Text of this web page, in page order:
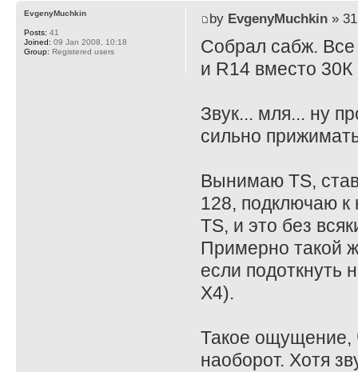
by EvgenyMuchkin» 31
Собрал сабж.
и R14 вместо 30К
Звук... мля... ну
сильно
Вынимаю TS,
128, подключаю к
TS, и это без
Примерно такой
если подоткнуть
X4).
Такое ощущение,
наоборот. Хотя
EvgenyMuchkin
Posts: 41
Joined: 09 Jan 2008, 10:18
Group: Registered users